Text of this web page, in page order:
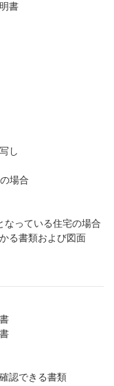
書
し
場合
なっている住宅の場合
る書類および図面
認できる書類